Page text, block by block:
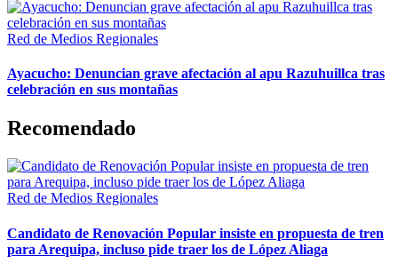
Red de Medios Regionales
Ayacucho: Denuncian grave afectación al apu Razuhuillca tras
celebración en sus montañas
Recomendado
Red de Medios Regionales
Candidato de Renovación Popular insiste en propuesta de tren
para Arequipa, incluso pide traer los de López Aliaga